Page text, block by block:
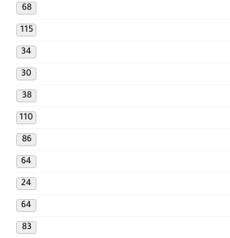
68
115
34
30
38
110
86
64
24
64
83